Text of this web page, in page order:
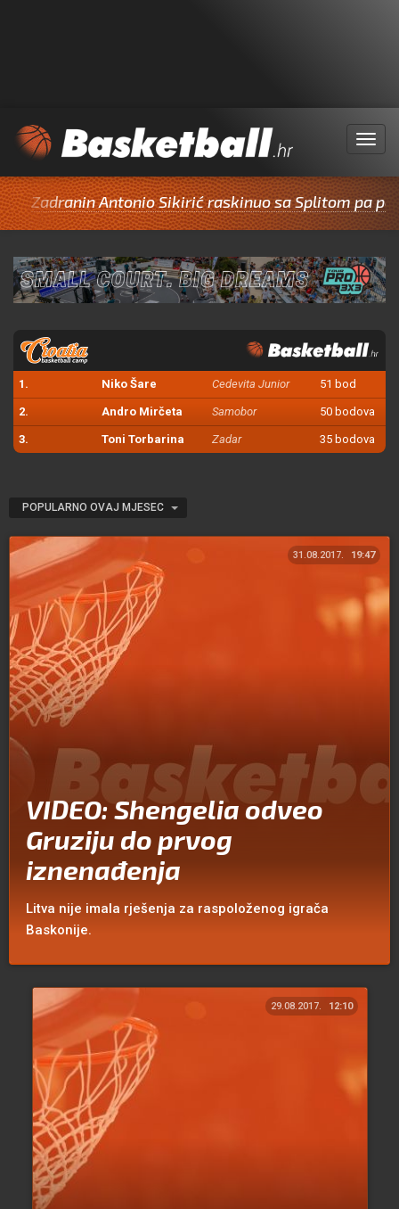
Menu
Antonio Sikirić raskinuo sa Splitom pa potpisao
1. Niko Šare Cedevita Junior 51 bod
2. Andro Mirčeta Samobor 50 bodova
3. Toni Torbarina Zadar 35 bodova
POPULARNO OVAJ MJESEC
31.08.2017. 19:47
VIDEO: Shengelia odveo
Gruziju do prvog
iznenađenja
Litva nije imala rješenja za raspoloženog igrača
Baskonije.
29.08.2017. 12:10